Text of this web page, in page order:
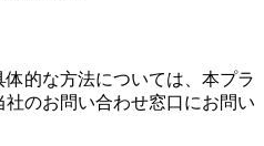
的な方法については、本プラ
のお問い合わせ窓口にお問い